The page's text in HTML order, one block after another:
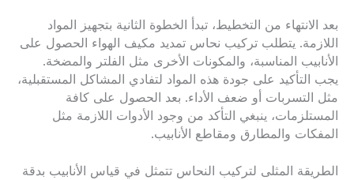
بعد الانتهاء من التخطيط، تبدأ الخطوة الثانية بتجهيز المواد
اللازمة. يتطلب تركيب نحاس تمديد مكيف الهواء الحصول على
الأنابيب المناسبة، والمكونات الأخرى مثل الفلتر والمضخة.
يجب التأكيد على جودة هذه المواد لتفادي المشاكل المستقبلية،
مثل التسربات أو ضعف الأداء. بعد الحصول على كافة
المستلزمات، ينبغي التأكد من وجود الأدوات اللازمة مثل
المفكات والمطارق ومقاطع الأنابيب.
الطريقة المثلى لتركيب النحاس تتمثل في قياس الأنابيب بدقة